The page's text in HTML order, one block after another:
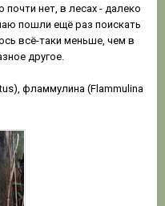
почти нет, в лесах - далеко
пошли ещё раз поискать
всё-таки меньше, чем в
другое.
фламмулина (Flammulina